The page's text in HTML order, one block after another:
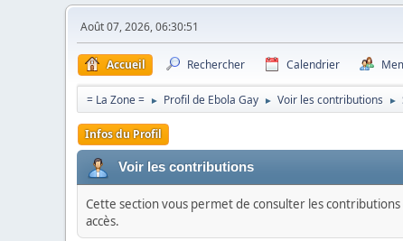
Août 07, 2026, 06:30:51
Accueil Rechercher Calendrier
= La Zone = ► Profil de Ebola Gay ► Voir les contributions ►
Infos du Profil
Voir les contributions
Cette section vous permet de consulter les
accès.